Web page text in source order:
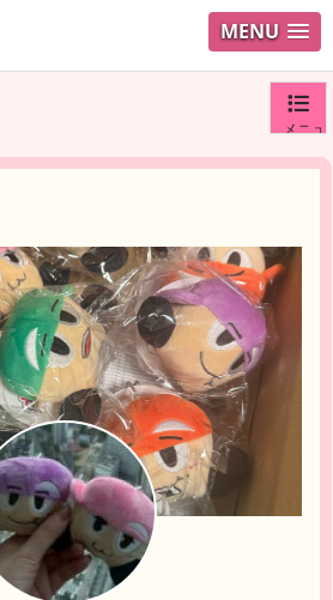
MENU
メニュ
ユーザ